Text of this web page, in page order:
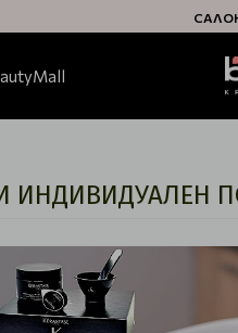
ИНДИВИДУАЛЕН